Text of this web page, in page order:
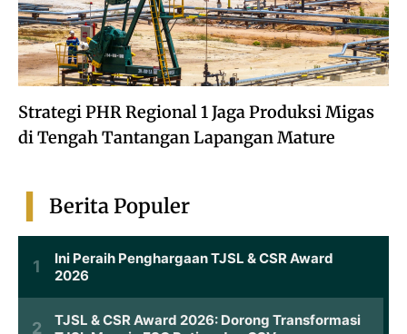
Strategi PHR Regional 1 Jaga Produksi Migas
di Tengah Tantangan Lapangan Mature
Berita Populer